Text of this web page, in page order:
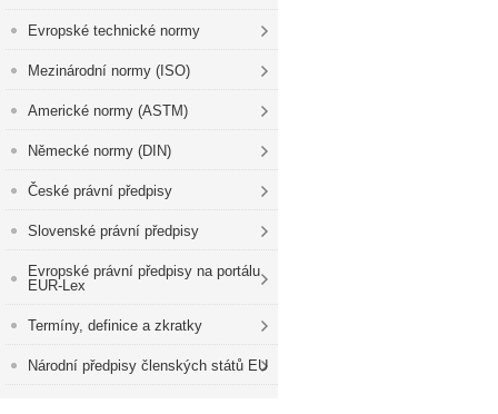
Evropské technické normy
Mezinárodní normy (ISO)
Americké normy (ASTM)
Německé normy (DIN)
České právní předpisy
Slovenské právní předpisy
Evropské právní předpisy na portálu
EUR-Lex
Termíny, definice a zkratky
Národní předpisy členských států EU